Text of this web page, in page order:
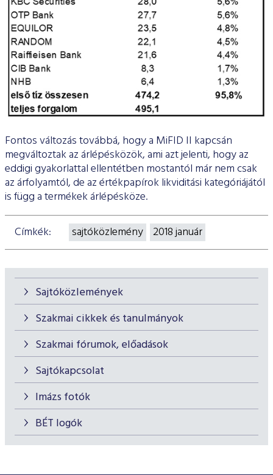
Sajtóközlemények
Szakmai cikkek és tanulmányok
Szakmai fórumok, előadások
Sajtókapcsolat
Imázs fotók
BÉT logók
Fontos változás továbbá, hogy a MiFID II kapcsán
megváltoztak az árlépésközök, ami azt jelenti, hogy az
eddigi gyakorlattal ellentétben mostantól már nem csak
az árfolyamtól, de az értékpapírok likviditási kategóriájától
is függ a termékek árlépésköze.
Címkék:
sajtóközlemény 2018 január